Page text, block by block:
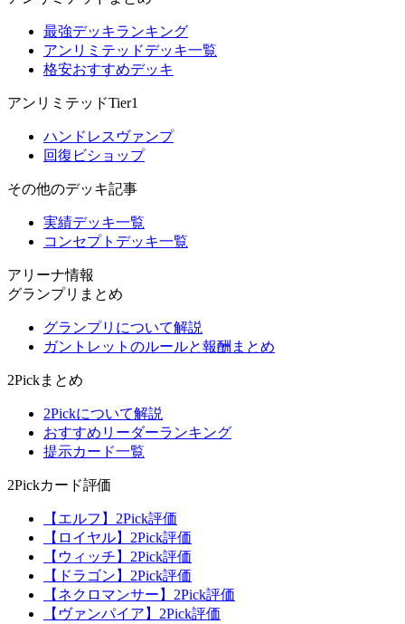
最強デッキランキング
アンリミテッドデッキ一覧
格安おすすめデッキ
アンリミテッドTier1
ハンドレスヴァンプ
回復ビショップ
その他のデッキ記事
実績デッキ一覧
コンセプトデッキ一覧
アリーナ情報
グランプリまとめ
グランプリについて解説
ガントレットのルールと報酬まとめ
2Pickまとめ
2Pickについて解説
おすすめリーダーランキング
提示カード一覧
2Pickカード評価
【エルフ】2Pick評価
【ロイヤル】2Pick評価
【ウィッチ】2Pick評価
【ドラゴン】2Pick評価
【ネクロマンサー】2Pick評価
【ヴァンパイア】2Pick評価